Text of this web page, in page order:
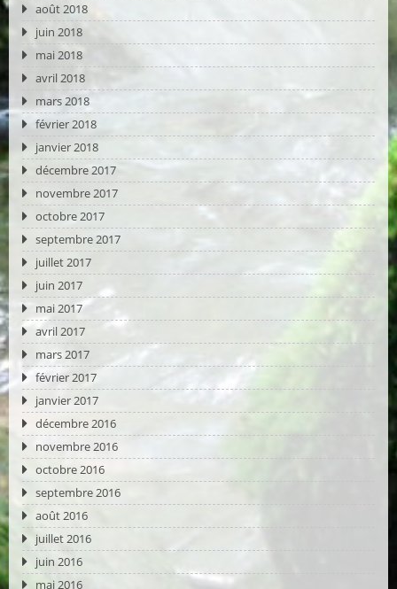
août 2018
juin 2018
mai 2018
avril 2018
mars 2018
février 2018
janvier 2018
décembre 2017
novembre 2017
octobre 2017
septembre 2017
juillet 2017
juin 2017
mai 2017
avril 2017
mars 2017
février 2017
janvier 2017
décembre 2016
novembre 2016
octobre 2016
septembre 2016
août 2016
juillet 2016
juin 2016
mai 2016